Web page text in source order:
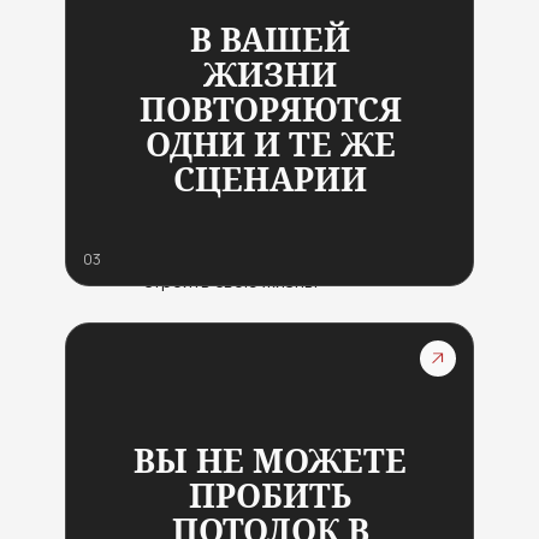
разобраться с влиянием
прошлого;
отпустить старые
отношения и обиды;
перестать жить по
родовым сценариям;
строить свою жизнь.
В ВАШЕЙ
ЖИЗНИ
ПОВТОРЯЮТСЯ
ОДНИ И ТЕ ЖЕ
СЦЕНАРИИ
03
увидеть свои ограничивающие
убеждения;
ВЫ НЕ МОЖЕТЕ
ПРОБИТЬ
ПОТОЛОК В